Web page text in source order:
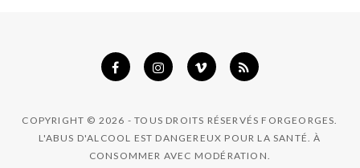
COPYRIGHT © 2026 - TOUS DROITS RÉSERVÉS FORGEORGES.
L'ABUS D'ALCOOL EST DANGEREUX POUR LA SANTÉ. À
CONSOMMER AVEC MODÉRATION.